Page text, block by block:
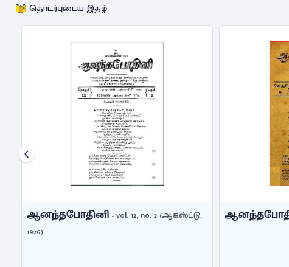
தொடர்புடைய இதழ்
ஆனந்தபோதினி- vol. 12, no. 2 (ஆகஸ்ட்டு,
1926)